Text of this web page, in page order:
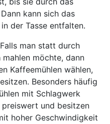
kann sich das
der Tasse entfalten.
Falls man statt durch
möchte, dann
Kaffeemühlen wählen,
Besonders häufig
mit Schlagwerk
und besitzen
hoher Geschwindigkeit